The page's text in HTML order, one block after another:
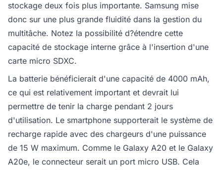
stockage deux fois plus importante. Samsung mise
donc sur une plus grande fluidité dans la gestion du
multitâche. Notez la possibilité d?étendre cette
capacité de stockage interne grâce à l'insertion d'une
carte micro SDXC.
La batterie bénéficierait d'une capacité de 4000 mAh,
ce qui est relativement important et devrait lui
permettre de tenir la charge pendant 2 jours
d'utilisation. Le smartphone supporterait le système de
recharge rapide avec des chargeurs d'une puissance
de 15 W maximum. Comme le Galaxy A20 et le Galaxy
A20e, le connecteur serait un port micro USB. Cela